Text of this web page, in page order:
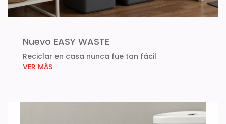
Nuevo EASY WASTE
Reciclar en casa nunca fue tan fácil
VER MÁS